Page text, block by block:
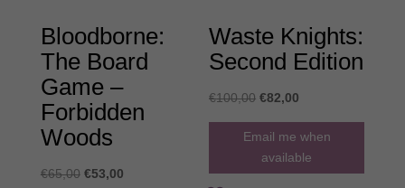
Bloodborne:
The Board
Game –
Forbidden
Woods
€65,00 Original
€53,00Η
Waste Knights:
Second Edition
€100,00 Original
price
was:
€82,00
τρέχουσα
τιμή
Email me when
available